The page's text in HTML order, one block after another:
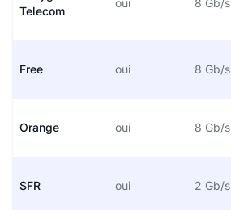
Telecom
oui 8 Gb/s
Free oui 8 Gb/s
Orange oui 8 Gb/s
SFR oui 2 Gb/s